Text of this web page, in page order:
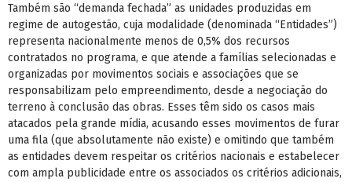
Também são “demanda fechada” as unidades produzidas em
regime de autogestão, cuja modalidade (denominada “Entidades”)
representa nacionalmente menos de 0,5% dos recursos
contratados no programa, e que atende a famílias selecionadas e
organizadas por movimentos sociais e associações que se
responsabilizam pelo empreendimento, desde a negociação do
terreno à conclusão das obras. Esses têm sido os casos mais
atacados pela grande mídia, acusando esses movimentos de furar
uma fila (que absolutamente não existe) e omitindo que também
as entidades devem respeitar os critérios nacionais e estabelecer
com ampla publicidade entre os associados os critérios adicionais,